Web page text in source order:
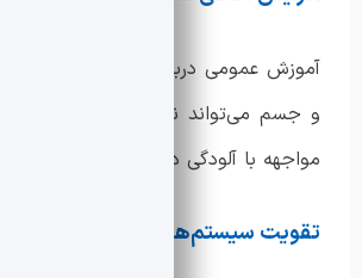
آموزش عمومی درباره تأثیرات آلودگی
و جسم می‌تواند نقش مهمی در تغییر
مواجهه با آلودگی داشته باشد.
تقویت سیستم‌های بهداشتی